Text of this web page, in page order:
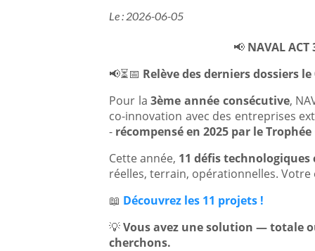
Le : 2026-06-05
📢 NAVAL
📢⏳📅 Relève des derniers dossiers le
Pour la3ème année consécutive,
co-innovation avec des entreprises
- récompensé en 2025 par le Trophée
Cette année, 11 défis technologiques
réelles, terrain, opérationnelles.
📖 Découvrez les 11 projets !
💡Vous avez une solution — totale
cherchons.